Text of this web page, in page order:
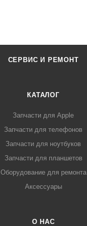
СЕРВИС И РЕМОНТ
КАТАЛОГ
Запчасти для Apple
Запчасти для телефонов
Запчасти для ноутбуков
Запчасти для планшетов
Оборудование для ремонта
Аксессуары
О НАС